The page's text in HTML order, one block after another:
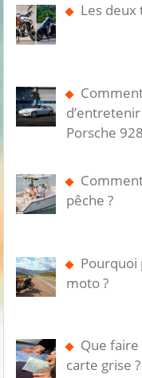
Les
Porsche
pêche ?
Pourquoi
moto ?
Que
carte grise ?